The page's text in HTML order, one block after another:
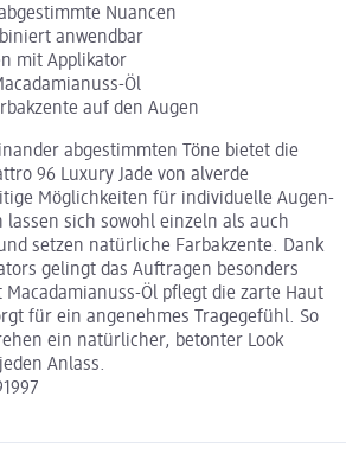
Nuancen
anwendbar
mit Applikator
Öl
auf den Augen
abgestimmten Töne bietet die
96 Luxury Jade von alverde
Möglichkeiten für individuelle Augen-
lassen sich sowohl einzeln als auch
setzen natürliche Farbakzente. Dank
gelingt das Auftragen besonders
Öl pflegt die zarte Haut
für ein angenehmes Tragegefühl. So
ein natürlicher, betonter Look
Anlass.